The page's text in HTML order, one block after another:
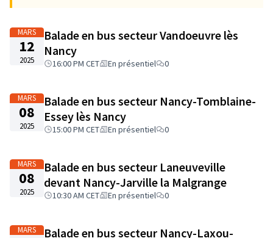
MARS
12
2025
Balade en bus secteur Vandoeuvre lès
Nancy
16:00 PM CET En présentiel 0
MARS
08
2025
Balade en bus secteur Nancy-Tomblaine-
Essey lès Nancy
15:00 PM CET En présentiel 0
MARS
08
2025
Balade en bus secteur Laneuveville
devant Nancy-Jarville la Malgrange
10:30 AM CET En présentiel 0
MARS
Balade en bus secteur Nancy-Laxou-